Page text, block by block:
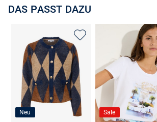
DAS PASST DAZU
Neu Sale